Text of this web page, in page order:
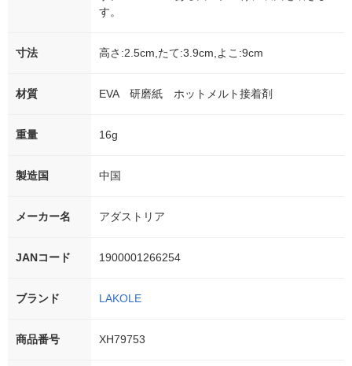
す。
寸法 高さ:2.5cm,たて:3.9cm,よこ:9cm
材質 EVA 研磨紙 ホットメルト接着剤
重量 16g
製造国 中国
メーカー名 アダストリア
JANコード 1900001266254
ブランド LAKOLE
商品番号 XH79753